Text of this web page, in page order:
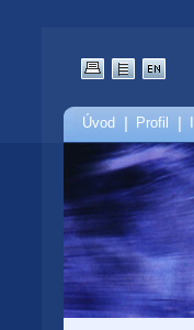
Úvod Profil